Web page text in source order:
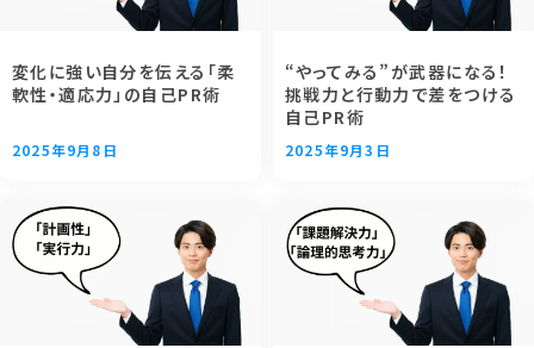
変化に強い自分を伝える「柔
軟性・適応力」の自己PR術
2025年9月8日
“やってみる”が武器になる！
挑戦力と行動力で差をつける
自己PR術
2025年9月3日